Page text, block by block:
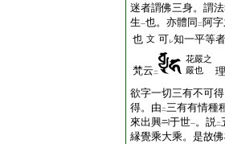
迷者謂佛三身。謂
生一也。亦體同 二 阿
也 文 可レ知一平等
梵云 二
花嚴之
嚴也
欲字一切三有不可
得。由 二三有有情種
來出興
于世一。説二
縁覺乘大乘。是故